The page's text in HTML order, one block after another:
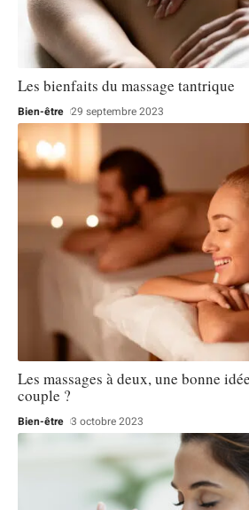
Les bienfaits du massage tantrique
Bien-être 29 septembre 2023
Les massages à deux, une bonne
couple ?
Bien-être 3 octobre 2023